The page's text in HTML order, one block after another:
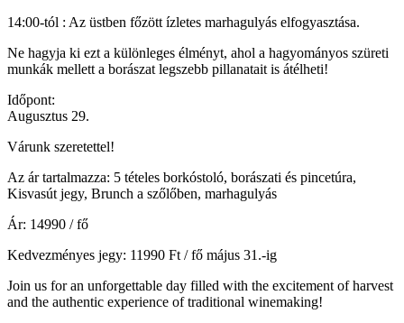
14:00-tól : Az üstben főzött ízletes marhagulyás elfogyasztása.
Ne hagyja ki ezt a különleges élményt, ahol a hagyományos szüreti
munkák mellett a borászat legszebb pillanatait is átélheti!
Időpont:
Augusztus 29.
Várunk szeretettel!
Az ár tartalmazza: 5 tételes borkóstoló, borászati és pincetúra,
Kisvasút jegy, Brunch a szőlőben, marhagulyás
Ár: 14990 / fő
Kedvezményes jegy: 11990 Ft / fő május 31.-ig
Join us for an unforgettable day filled with the excitement of harvest
and the authentic experience of traditional winemaking!